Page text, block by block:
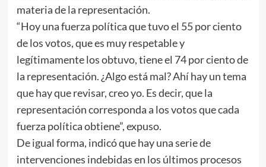
materia de la representación.
“Hoy una fuerza política que tuvo el 55 por ciento
de los votos, que es muy respetable y
legítimamente los obtuvo, tiene el 74 por ciento de
la representación. ¿Algo está mal? Ahí hay un tema
que hay que revisar, creo yo. Es decir, que la
representación corresponda a los votos que cada
fuerza política obtiene”, expuso.
De igual forma, indicó que hay una serie de
intervenciones indebidas en los últimos procesos